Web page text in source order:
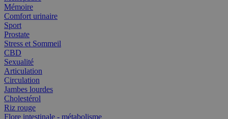
Mémoire
Comfort urinaire
Sport
Prostate
Stress et Sommeil
CBD
Sexualité
Articulation
Circulation
Jambes lourdes
Cholestérol
Riz rouge
Flore intestinale - métabolisme